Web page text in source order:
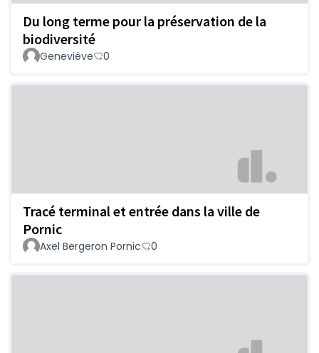
Du long terme pour la préservation de la
biodiversité
Geneviève 0
Tracé terminal et entrée dans la ville de
Pornic
Axel Bergeron Pornic 0